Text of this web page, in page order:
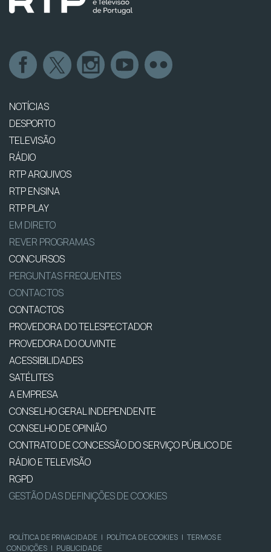
NOTÍCIAS
DESPORTO
TELEVISÃO
RÁDIO
RTP ARQUIVOS
RTP ENSINA
RTP PLAY
EM DIRETO
REVER PROGRAMAS
CONCURSOS
PERGUNTAS FREQUENTES
CONTACTOS
CONTACTOS
PROVEDORA DO TELESPECTADOR
PROVEDORA DO OUVINTE
ACESSIBILIDADES
SATÉLITES
A EMPRESA
CONSELHO GERAL INDEPENDENTE
CONSELHO DE OPINIÃO
CONTRATO DE CONCESSÃO DO SERVIÇO PÚBLICO DE
RÁDIO E TELEVISÃO
RGPD
GESTÃO DAS DEFINIÇÕES DE COOKIES
POLÍTICA DE PRIVACIDADE | POLÍTICA DE COOKIES | TERMOS E
CONDIÇÕES | PUBLICIDADE